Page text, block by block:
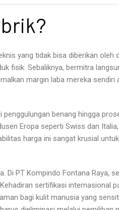
yang tidak bisa diberikan
fisik. Sebaliknya, bermitra
margin laba mereka
benang hingga
Eropa seperti Swiss dan
harga ini sangat krusial
PT Kompindo Fontana Raya,
sertifikasi internasional
bagi kulit manusia yang